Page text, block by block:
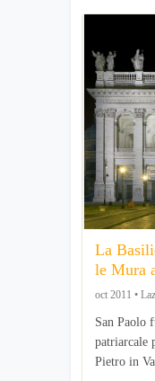
La
le Mura
oct 2011 •
San Paolo
patriarcale
Pietro in